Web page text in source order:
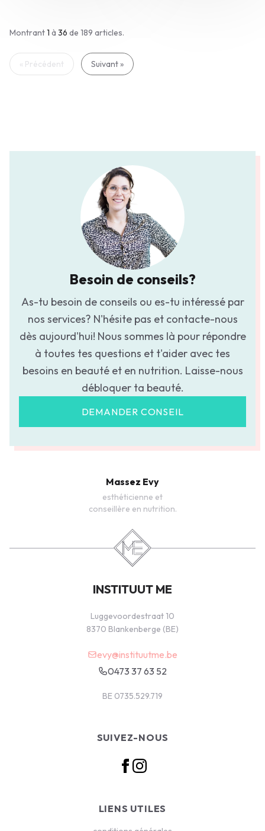
Montrant1 à 36 de 189 articles.
« Précédent Suivant »
Besoin de conseils?
As-tu besoin de conseils ou es-tu intéressé par
nos services? N'hésite pas et contacte-nous
dès aujourd'hui! Nous sommes là pour répondre
à toutes tes questions et t'aider avec tes
besoins en beauté et en nutrition. Laisse-nous
débloquer ta beauté.
DEMANDER CONSEIL
Massez Evy
esthéticienne et
conseillère en nutrition.
INSTITUUT ME
Luggevoordestraat 10
8370 Blankenberge (BE)
evy@instituutme.be
0473 37 63 52
BE 0735.529.719
SUIVEZ-NOUS
LIENS UTILES